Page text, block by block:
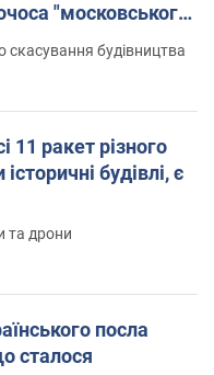
"московського
будівництва
11 ракет різного
будівлі, є
та дрони
посла
сталося